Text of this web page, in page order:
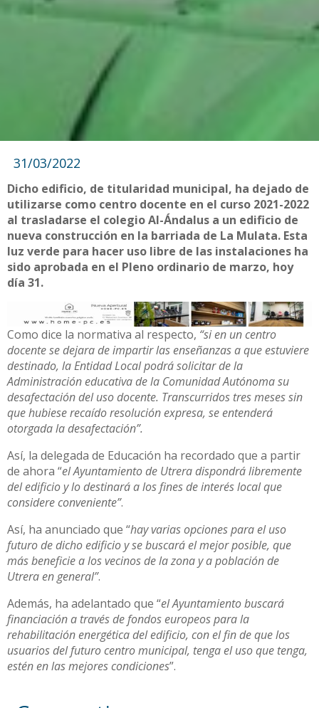
31/03/2022
Dicho edificio, de titularidad municipal, ha dejado de
utilizarse como centro docente en el curso 2021-2022
al trasladarse el colegio Al-Ándalus a un edificio de
nueva construcción en la barriada de La Mulata. Esta
luz verde para hacer uso libre de las instalaciones ha
sido aprobada en el Pleno ordinario de marzo, hoy
día 31.
Como dice la normativa al respecto, “si en un centro
docente se dejara de impartir las enseñanzas a que estuviere
destinado, la Entidad Local podrá solicitar de la
Administración educativa de la Comunidad Autónoma su
desafectación del uso docente. Transcurridos tres meses sin
que hubiese recaído resolución expresa, se entenderá
otorgada la desafectación”.
Así, la delegada de Educación ha recordado que a partir
de ahora “el Ayuntamiento de Utrera dispondrá libremente
del edificio y lo destinará a los fines de interés local que
considere conveniente”.
Así, ha anunciado que “hay varias opciones para el uso
futuro de dicho edificio y se buscará el mejor posible, que
más beneficie a los vecinos de la zona y a población de
Utrera en general”.
Además, ha adelantado que “el Ayuntamiento buscará
financiación a través de fondos europeos para la
rehabilitación energética del edificio, con el fin de que los
usuarios del futuro centro municipal, tenga el uso que tenga,
estén en las mejores condiciones”.